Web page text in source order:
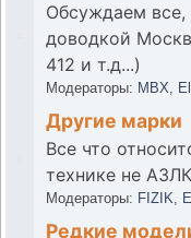
Обсуждаем все,
доводкой
412 и т.д...)
Модераторы: MBX,
Другие марки
Все что
технике не АЗЛК
Модераторы: FIZIK,
Редкие